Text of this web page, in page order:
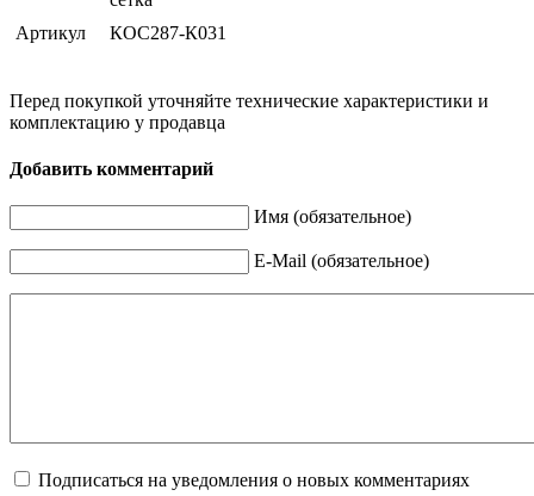
Артикул
КОС287-К031
Перед покупкой уточняйте технические характеристики и
комплектацию у продавца
Добавить комментарий
Имя (обязательное)
E-Mail (обязательное)
Подписаться на уведомления о новых комментариях